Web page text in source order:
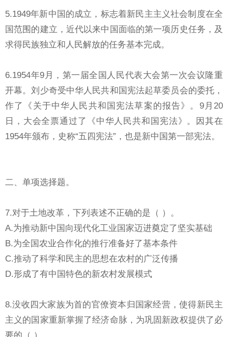
5.1949年新中国的成立，标志着新民主主义社会制度在全
国范围的建立，近代以来中国面临的第一项历史任务，及
求得民族独立和人民解放的任务基本完成。
6.1954年9月，第一届全国人民代表大会第一次会议隆重
开幕。刘少奇受中华人民共和国宪法起草委员会的委托，
作了《关于中华人民共和国宪法草案的报告》。9月20
日，大会全票通过了《中华人民共和国宪法》。因其在
1954年颁布，史称“五四宪法”，也是新中国第一部宪法。
二、单项选择题。
7.对于土地改革，下列表述不正确的是（ ）。
A.为推动新中国向现代化工业国家迈进奠定了坚实基础
B.为全国农业合作化的推行准备好了基本条件
C.推动了科学和民主的思想在农村的广泛传播
D.形成了有中国特色的新农村发展模式
8.没收四大家族为首的官僚资本归国家经营，使得新民主
主义的国家重新掌握了经济命脉，为巩固新政权提供了必
要的（ ）。